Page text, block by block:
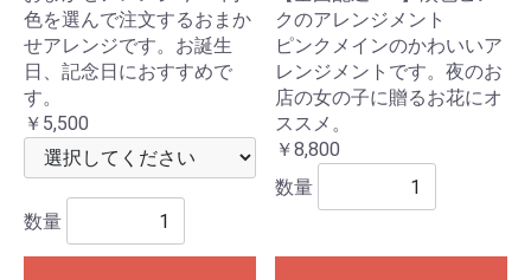
色を選んで注文するおまか
せアレンジです。お誕生
日、記念日におすすめで
す。
￥5,500
数量
クのアレンジメント
ピンクメインのかわいいア
レンジメントです。夜のお
店の女の子に贈るお花にオ
ススメ。
￥8,800
数量